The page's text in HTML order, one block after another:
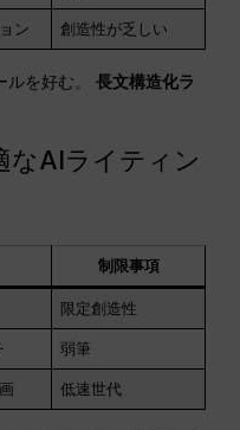
ン 創造性が乏しい
ルを好む。長文構造化ラ
なAIライティン
制限事項
限定創造性
弱筆
低速世代